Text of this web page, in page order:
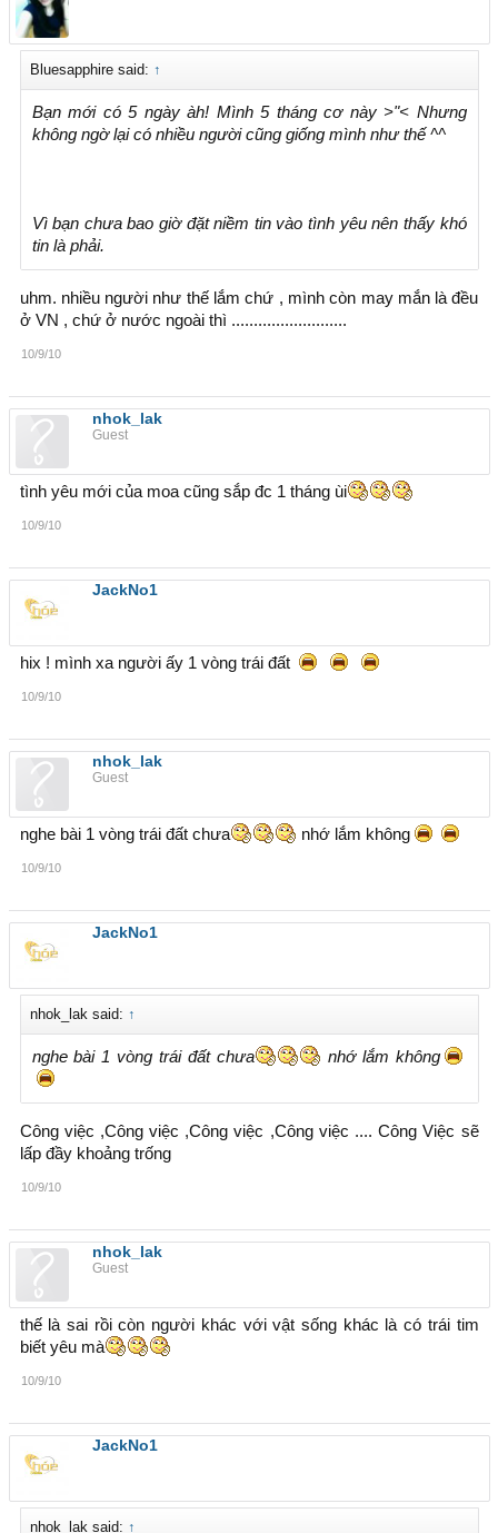
Bluesapphire said: ↑
Bạn mới có 5 ngày àh! Mình 5 tháng cơ này >"< Nhưng
không ngờ lại có nhiều người cũng giống mình như thế ^^
Vì bạn chưa bao giờ đặt niềm tin vào tình yêu nên thấy khó
tin là phải.
uhm. nhiều người như thế lắm chứ , mình còn may mắn là đều
ở VN , chứ ở nước ngoài thì ..........................
10/9/10
nhok_lak
Guest
tình yêu mới của moa cũng sắp đc 1 tháng ùi
10/9/10
JackNo1
hix ! mình xa người ấy 1 vòng trái đất
10/9/10
nhok_lak
Guest
nghe bài 1 vòng trái đất chưa nhớ lắm không
10/9/10
JackNo1
nhok_lak said: ↑
nghe bài 1 vòng trái đất chưa nhớ lắm không
Công việc ,Công việc ,Công việc ,Công việc .... Công Việc sẽ
lấp đầy khoảng trống
10/9/10
nhok_lak
Guest
thế là sai rồi còn người khác với vật sống khác là có trái tim
biết yêu mà
10/9/10
JackNo1
nhok_lak said: ↑